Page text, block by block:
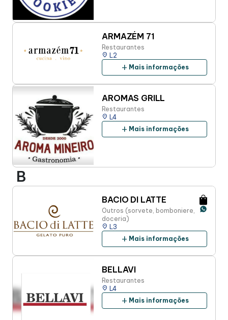
ARMAZÉM 71
Restaurantes
place L2
add Mais informações
AROMAS GRILL
Restaurantes
place L4
add Mais informações
B
BACIO DI LATTE
Outros (sorvete, bomboniere,
doceria)
place L3
add Mais informações
BELLAVI
Restaurantes
place L4
add Mais informações